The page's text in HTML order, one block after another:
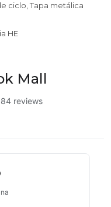
ciclo, Tapa metálica
HE
Mall
reviews